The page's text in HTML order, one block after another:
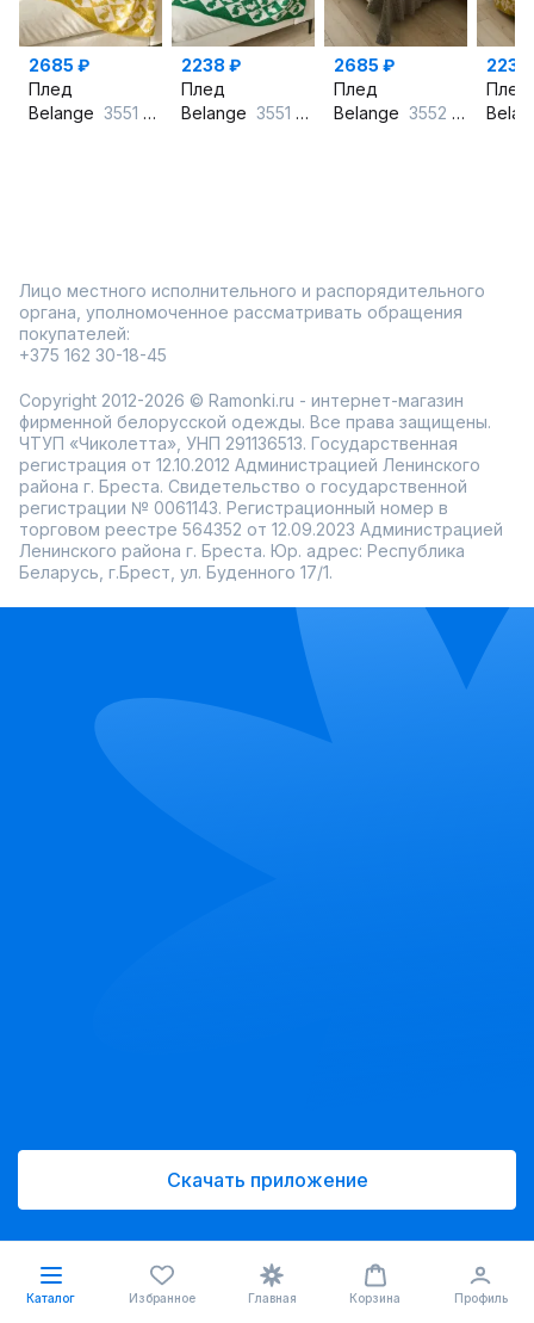
2685 ₽
Плед
Belange 3551 горчичный
2238 ₽
Плед
Belange 3551 зеленый
2685 ₽
Плед
Belange 3552 серый
2238
Плед
Лицо местного исполнительного и распорядительного
органа, уполномоченное рассматривать обращения
покупателей:
+375 162 30-18-45
Copyright 2012-2026 © Ramonki.ru - интернет-магазин
фирменной белорусской одежды. Все права защищены.
ЧТУП «Чиколетта», УНП 291136513. Государственная
регистрация от 12.10.2012 Администрацией Ленинского
района г. Бреста. Свидетельство о государственной
регистрации № 0061143. Регистрационный номер в
торговом реестре 564352 от 12.09.2023 Администрацией
Ленинского района г. Бреста. Юр. адрес: Республика
Беларусь, г.Брест, ул. Буденного 17/1.
Скачать приложение
Каталог Избранное Главная Корзина Профиль